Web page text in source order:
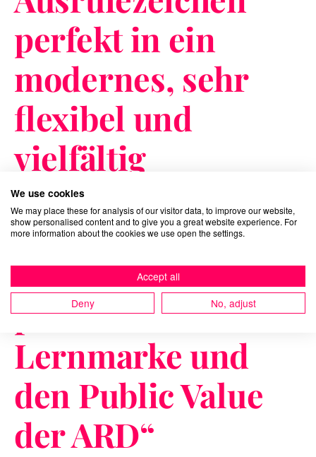
perfekt in ein
modernes, sehr
flexibel und
vielfältig
einsetzbares
Design übersetzt.
Es stärkt damit
planet schule als
Lernmarke und
den Public Value
der ARD“
We use cookies
We may place these for analysis of our visitor data, to improve our website,
show personalised content and to give you a great website experience. For
more information about the cookies we use open the settings.
Accept all
Deny
No, adjust